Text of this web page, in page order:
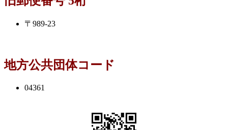
〒989-23
地方公共団体コード
04361